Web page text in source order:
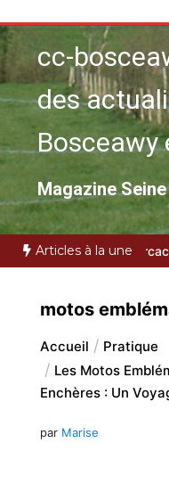
au
contenucc-
des
Bosceawy
Magazine
Articles à la une
VTC bassin
motos
Accueil
Pratique
Les Motos
Enchères : Un
par Marise